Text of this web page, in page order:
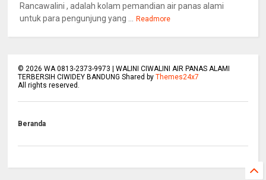
Rancawalini , adalah kolam pemandian air panas alami
untuk para pengunjung yang ...
Readmore
© 2026 WA 0813-2373-9973 | WALINI CIWALINI AIR PANAS ALAMI
TERBERSIH CIWIDEY BANDUNG Shared byThemes24x7
All rights reserved.
Beranda